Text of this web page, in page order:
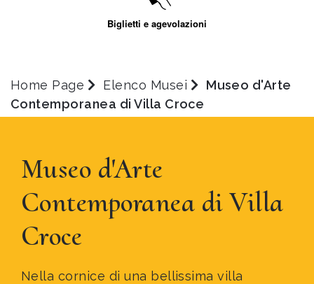
Biglietti e agevolazioni
Home Page Elenco Musei
Museo d'Arte
Contemporanea di Villa Croce
Museo d'Arte
Contemporanea di Villa
Croce
Nella cornice di una bellissima villa